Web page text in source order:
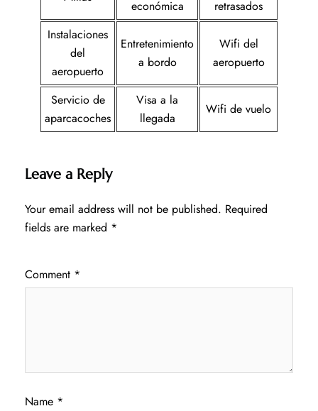
económica
retrasados
Instalaciones
del
aeropuerto
Entretenimiento
a bordo
Wifi del
aeropuerto
Servicio de
aparcacoches
Visa a la
llegada
Wifi de vuelo
Leave a Reply
Your email address will not be published. Required
fields are marked *
Comment *
Name *